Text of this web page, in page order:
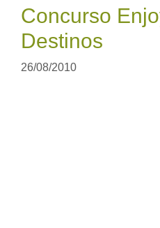
Concurso
Destinos
26/08/2010